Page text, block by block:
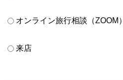
オンライン旅行相談（ZOOM）
来店